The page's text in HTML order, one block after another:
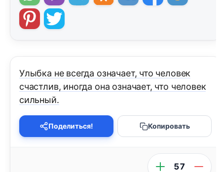
Улыбка не всегда означает, что человек
счастлив, иногда она означает, что человек
сильный.
Поделиться! Копировать
57